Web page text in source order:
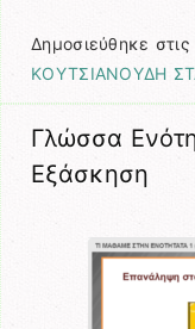
Δημοσιεύθηκε στις
ΚΟΥΤΣΙΑΝΟΥΔΗ
Γλώσσα
Εξάσκηση